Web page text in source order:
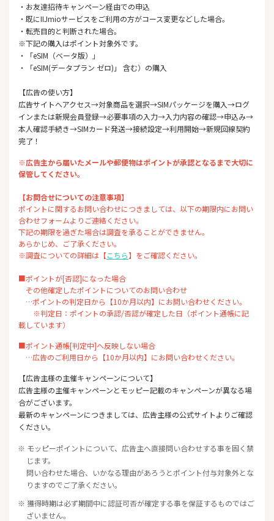
・お友達招待キャンペーン経由での申込
・既にIIJmioサービスをご利用の方がコース変更などした場合。
・転売目的と判断された場合。
※下記の購入はポイント対象外です。
・「eSIM（ベータ版）」
・「eSIM(データプラン ゼロ)」 含む）の購入
【広告の使い方】
広告サイトへアクセス→対象商品を選択→SIMパッケージを購入→ログ
インまたは新規会員登録→必要事項の入力→入力内容の確認→申込み→
本人確認手続き→SIMカード発送→接続設定→利用開始→新規回線契約
完了！
※広告主から届いたメールや郵便物はポイントが承認となるまで大切に
保管してください。
【お問合せについての注意事項】
ポイントに関するお問い合わせにつきましては、以下の期限内にお問い
合わせフォームよりご連絡ください。
下記の期限を過ぎた場合は調査を承ることができません。
あらかじめ、ご了承ください。
※調査についての詳細は【こちら】をご確認ください。
■ポイントが[否認]になった場合
その他確定したポイントについてのお問い合わせ
…ポイントの判定日から【10か月以内】にお問い合わせください。
※判定日：ポイントの承認/否認が確定した日（ポイント通帳に記
載しています）
■ポイント通帳[判定中]へ反映しない場合
…広告のご利用日から【10か月以内】にお問い合わせください。
【広告主様の主催キャンペーンについて】
広告主様の主催キャンペーンとモッピー記載のキャンペーンが異なる場
合がございます。
最新のキャンペーンにつきましては、広告主様の公式サイトよりご確認
ください。
※ モッピーポイントについて、広告主へ直接問い合わせする事を固く禁
じます。
問い合わせた場合、いかなる理由があろうとポイント付与対象外とな
りますのでご了承ください。
※ 獲得時期は必ず期間中に認証可否が確定する事を保証するものではご
ざいません。